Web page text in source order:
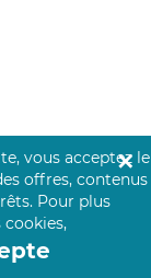
vous acceptez le
offres, contenus
Pour plus
✕